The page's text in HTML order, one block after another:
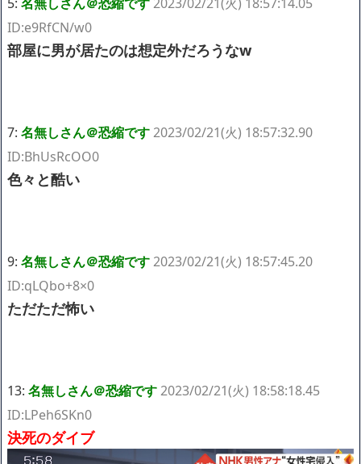
ID:e9RfCN/w0
部屋に男が居たのは想定外だろうなw
7: 名無しさん＠恐縮です2023/02/21(火) 18:57:32.90
ID:BhUsRcOO0
色々と酷い
9: 名無しさん＠恐縮です2023/02/21(火) 18:57:45.20
ID:qLQbo+8×0
ただただ怖い
13: 名無しさん＠恐縮です2023/02/21(火) 18:58:18.45
ID:LPeh6SKn0
決死のダイブ